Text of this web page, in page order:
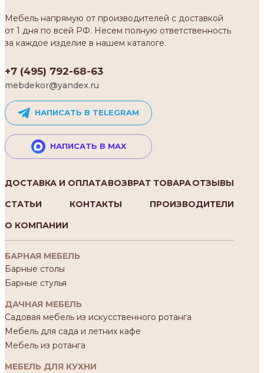
Мебель напрямую от производителей с доставкой
от 1 дня по всей РФ. Несем полную ответственность
за каждое изделие в нашем каталоге.
+7 (495) 792-68-63
mebdekor@yandex.ru
НАПИСАТЬ В TELEGRAM
НАПИСАТЬ В MAX
ДОСТАВКА И ОПЛАТАВОЗВРАТ ТОВАРАОТЗЫВЫ
СТАТЬИ
КОНТАКТЫ
ПРОИЗВОДИТЕЛИ
О КОМПАНИИ
БАРНАЯ МЕБЕЛЬ
Барные столы
Барные стулья
ДАЧНАЯ МЕБЕЛЬ
Садовая мебель из искусственного ротанга
Мебель для сада и летних кафе
Мебель из ротанга
МЕБЕЛЬ ДЛЯ КУХНИ